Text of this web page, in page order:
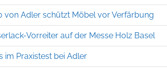
von Adler schützt Möbel vor Verfärbung
Vorreiter auf der Messe Holz Basel
im Praxistest bei Adler